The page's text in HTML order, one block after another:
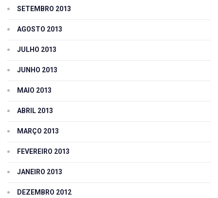
SETEMBRO 2013
AGOSTO 2013
JULHO 2013
JUNHO 2013
MAIO 2013
ABRIL 2013
MARÇO 2013
FEVEREIRO 2013
JANEIRO 2013
DEZEMBRO 2012